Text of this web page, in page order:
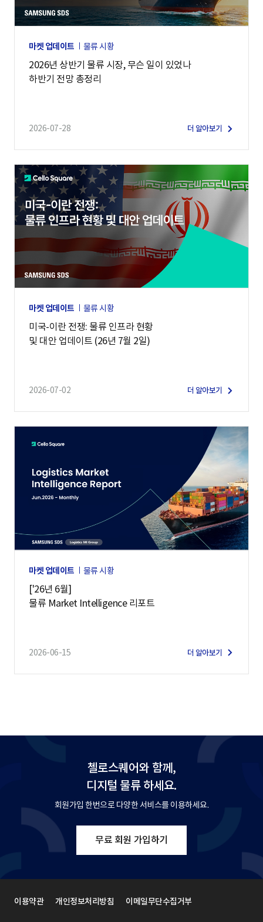
마켓 업데이트 물류 시황
2026년 상반기 물류 시장, 무슨 일이 있었나
하반기 전망 총정리
2026-07-28 더 알아보기
마켓 업데이트 물류 시황
미국-이란 전쟁: 물류 인프라 현황
및 대안 업데이트 (26년 7월 2일)
2026-07-02 더 알아보기
마켓 업데이트 물류 시황
['26년 6월]
물류 Market Intelligence 리포트
2026-06-15 더 알아보기
첼로스퀘어와 함께,
디지털 물류 하세요.
회원가입 한번으로 다양한 서비스를 이용하세요.
무료 회원 가입하기
이용약관 개인정보처리방침 이메일무단수집거부